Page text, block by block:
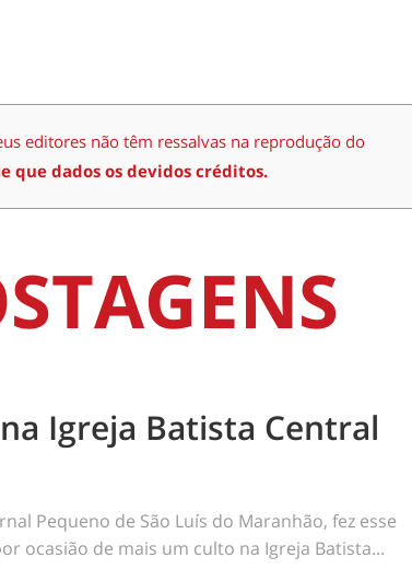
editores não têm ressalvas na reprodução do
que dados os devidos créditos.
Igreja Batista Central
Pequeno de São Luís do Maranhão, fez esse
ocasião de mais um culto na Igreja Batista...